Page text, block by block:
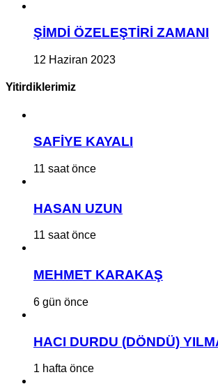
ŞİMDİ ÖZELEŞTİRİ ZAMANI
12 Haziran 2023
Yitirdiklerimiz
SAFİYE KAYALI
11 saat önce
HASAN UZUN
11 saat önce
MEHMET KARAKAŞ
6 gün önce
HACI DURDU (DÖNDÜ)
1 hafta önce